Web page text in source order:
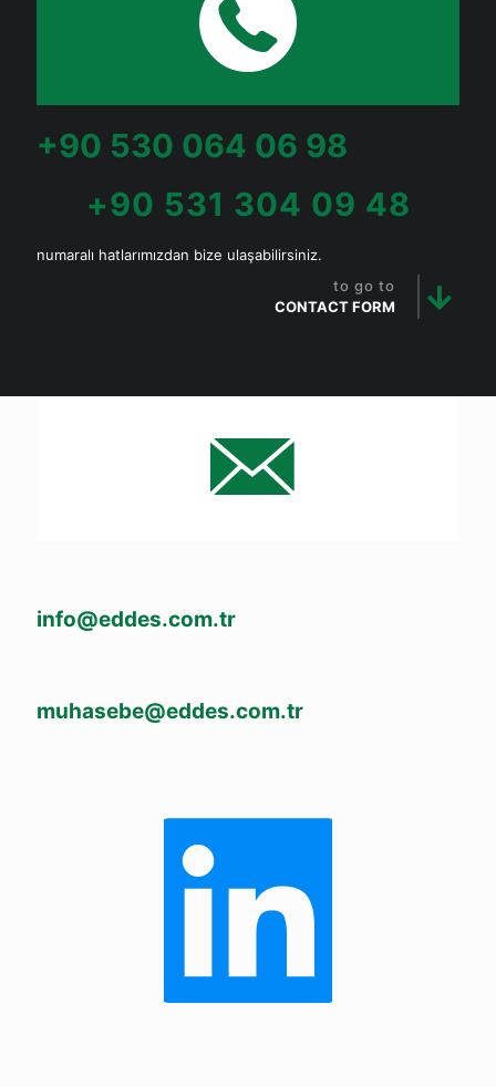
+90 530 064 06 98
+90 531 304 09 48
numaralı hatlarımızdan bize ulaşabilirsiniz.
to go to
CONTACT FORM
info@eddes.com.tr
muhasebe@eddes.com.tr